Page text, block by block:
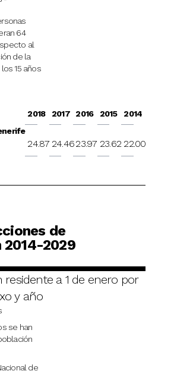
64
al
de la
15 años
2018
24.87
2017
24.46
2016
23.97
2015
23.62
2014
22.00
de
2014-2029
residente a 1 de enero por
y año
se han
de